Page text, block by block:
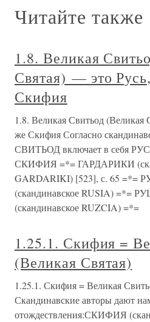
Читайте также
1.8. Великая
Святая) — это
Скифия
1.8. Великая Свитьод (Великая
же Скифия Согласно
СВИТЬОД включает в себя
СКИФИЯ =*= ГАРДАРИКИ
GARDARIKI) [523], с. 65 =*=
(скандинавское RUSIA) =*=
(скандинавское RUZCIA) =*=
1.25.1. Скифия =
(Великая Святая)
1.25.1. Скифия = Великая
Скандинавские авторы дают
отождествления:СКИФИЯ